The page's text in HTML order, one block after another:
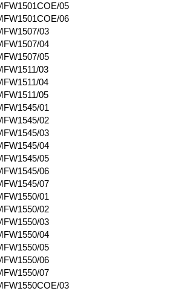
05
06
03
04
05
03
04
05
01
02
03
04
05
06
07
01
02
03
04
05
06
07
03